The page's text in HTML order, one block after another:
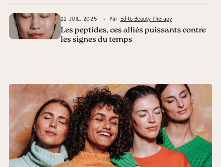
22 JUIL. 2025 Par Edito Beauty Therapy
Les peptides, ces alliés puissants contre
les signes du temps